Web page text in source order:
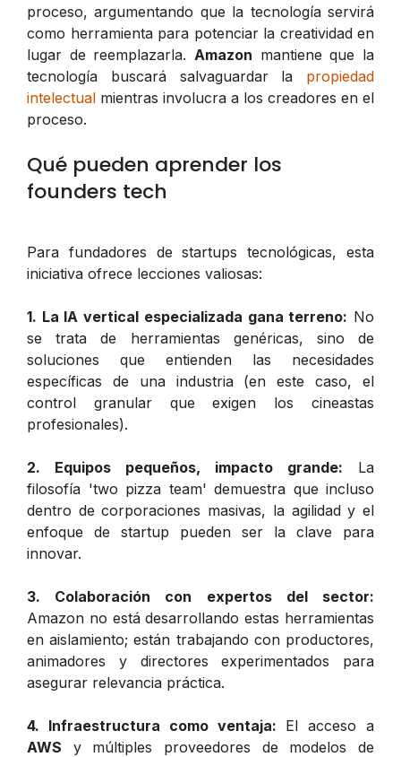
proceso, argumentando que la tecnología servirá
como herramienta para potenciar la creatividad en
lugar de reemplazarla. Amazon mantiene que la
tecnología buscará salvaguardar la propiedad
intelectual mientras involucra a los creadores en el
proceso.
Qué pueden aprender los
founders tech
Para fundadores de startups tecnológicas, esta
iniciativa ofrece lecciones valiosas:
1. La IA vertical especializada gana terreno: No
se trata de herramientas genéricas, sino de
soluciones que entienden las necesidades
específicas de una industria (en este caso, el
control granular que exigen los cineastas
profesionales).
2. Equipos pequeños, impacto grande: La
filosofía 'two pizza team' demuestra que incluso
dentro de corporaciones masivas, la agilidad y el
enfoque de startup pueden ser la clave para
innovar.
3. Colaboración con expertos del sector:
Amazon no está desarrollando estas herramientas
en aislamiento; están trabajando con productores,
animadores y directores experimentados para
asegurar relevancia práctica.
4. Infraestructura como ventaja: El acceso a
AWS y múltiples proveedores de modelos de